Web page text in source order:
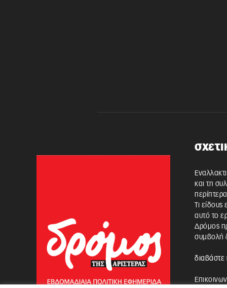
και τη
Τι
αυτό το
Δρόμος
συμβολή
διαβάστε